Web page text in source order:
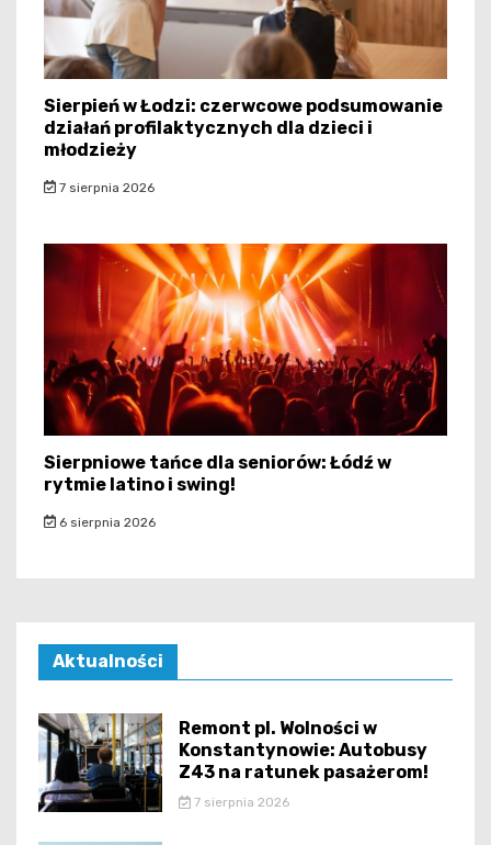
Sierpień w Łodzi: czerwcowe podsumowanie
działań profilaktycznych dla dzieci i
młodzieży
7 sierpnia 2026
Sierpniowe tańce dla seniorów: Łódź w
rytmie latino i swing!
6 sierpnia 2026
Aktualności
Remont pl. Wolności w
Konstantynowie: Autobusy
Z43 na ratunek pasażerom!
7 sierpnia 2026